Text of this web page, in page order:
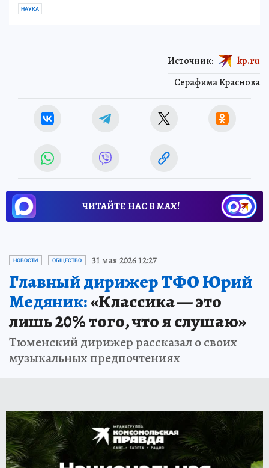
НАУКА
Серафима Краснова
Источник: kp.ru
ЧИТАЙТЕ НАС В МАХ!
НОВОСТИ ОБЩЕСТВО 31 мая 2026 12:27
Главный дирижер ТФО Юрий
Медяник:«Классика — это
лишь 20% того, что я слушаю»
Тюменский дирижер рассказал о своих
музыкальных предпочтениях